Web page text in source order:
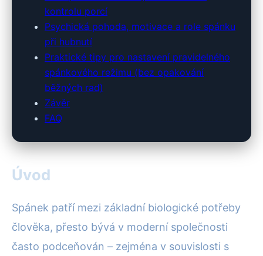
kontrolu porcí
Psychická pohoda, motivace a role spánku
při hubnutí
Praktické tipy pro nastavení pravidelného
spánkového režimu (bez opakování
běžných rad)
Závěr
FAQ
Úvod
Spánek patří mezi základní biologické potřeby
člověka, přesto bývá v moderní společnosti
často podceňován – zejména v souvislosti s